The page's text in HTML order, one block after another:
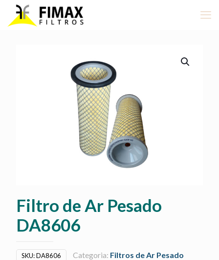
Filtro de Ar Pesado
DA8606
SKU:DA8606 Categoria: Filtros de Ar Pesado